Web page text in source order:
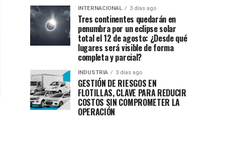
INTERNACIONAL 3 días ago
Tres continentes quedarán en
penumbra por un eclipse solar
total el 12 de agosto: ¿Desde qué
lugares será visible de forma
completa y parcial?
INDUSTRIA 3 días ago
GESTIÓN DE RIESGOS EN
FLOTILLAS, CLAVE PARA REDUCIR
COSTOS SIN COMPROMETER LA
OPERACIÓN